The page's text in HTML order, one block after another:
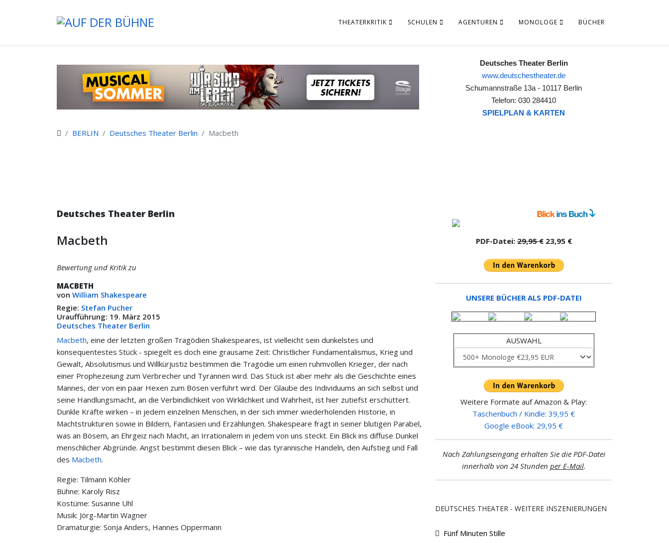
THEATERKRITIK SCHULEN AGENTUREN MONOLOGE BÜCHER
Deutsches Theater Berlin
www.deutschestheater.de
Schumannstraße 13a - 10117 Berlin
Telefon: 030 284410
SPIELPLAN & KARTEN
BERLIN Deutsches Theater Berlin Macbeth
Deutsches Theater Berlin
Macbeth
Bewertung und Kritik zu
MACBETH
von William Shakespeare
Regie: Stefan Pucher
Uraufführung: 19. März 2015
Deutsches Theater Berlin
Macbeth, eine der letzten großen Tragödien Shakespeares, ist vielleicht sein dunkelstes und
konsequentestes Stück - spiegelt es doch eine grausame Zeit: Christlicher Fundamentalismus, Krieg und
Gewalt, Absolutismus und Willkürjustiz bestimmen die Tragödie um einen ruhmvollen Krieger, der nach
einer Prophezeiung zum Verbrecher und Tyrannen wird. Das Stück ist aber mehr als die Geschichte eines
Mannes, der von ein paar Hexen zum Bösen verführt wird. Der Glaube des Individuums an sich selbst und
seine Handlungsmacht, an die Verbindlichkeit von Wirklichkeit und Wahrheit, ist hier zutiefst erschüttert.
Dunkle Kräfte wirken – in jedem einzelnen Menschen, in der sich immer wiederholenden Historie, in
Machtstrukturen sowie in Bildern, Fantasien und Erzählungen. Shakespeare fragt in seiner blutigen Parabel,
was an Bösem, an Ehrgeiz nach Macht, an Irrationalem in jedem von uns steckt. Ein Blick ins diffuse Dunkel
menschlicher Abgründe. Angst bestimmt diesen Blick – wie das tyrannische Handeln, den Aufstieg und Fall
des Macbeth.
Regie: Tilmann Köhler
Bühne: Karoly Risz
Kostüme: Susanne Uhl
Musik: Jörg-Martin Wagner
Dramaturgie: Sonja Anders, Hannes Oppermann
PDF-Datei:29,95 €23,95 €
UNSERE BÜCHER ALS PDF-DATEI
AUSWAHL
Weitere Formate auf Amazon & Play:
Taschenbuch / Kindle: 39,95 €
Google eBook: 29,95 €
Nach Zahlungseingang erhalten Sie die PDF-Datei
innerhalb von 24 Stunden per E-Mail.
DEUTSCHES THEATER - WEITERE INSZENIERUNGEN
Fünf Minuten Stille